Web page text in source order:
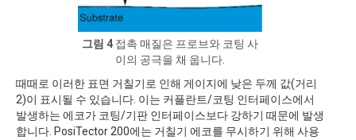
그림 4 접촉 매질은 프로브와 코팅 사
이의 공극을 채 웁니다.
때때로 이러한 표면 거칠기로 인해 게이지에 낮은 두께 값(거리
2)이 표시될 수 있습니다. 이는 커플란트/코팅 인터페이스에서
발생하는 에코가 코팅/기판 인터페이스보다 강하기 때문에 발생
합니다. PosiTector 200에는 거칠기 에코를 무시하기 위해 사용